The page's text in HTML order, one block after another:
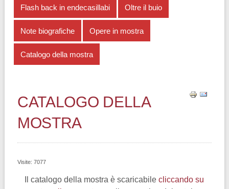
Flash back in endecasillabi Oltre il buio
Note biografiche Opere in mostra
Catalogo della mostra
CATALOGO DELLA
MOSTRA
Visite: 7077
Il catalogo della mostra è scaricabilecliccando su